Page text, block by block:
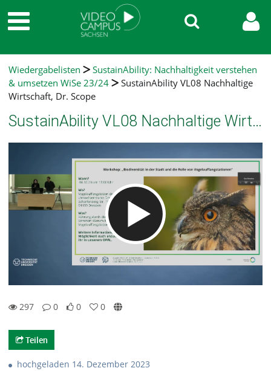
Wiedergabelisten
SustainAbility: Nachhaltigkeit verstehen
& umsetzen WiSe 23/24
SustainAbility VL08 Nachhaltige
Wirtschaft, Dr. Scope
SustainAbility VL08 Nachhaltige Wirtschaft, Dr. Scope
297
0
0
0
Teilen
hochgeladen 14. Dezember 2023